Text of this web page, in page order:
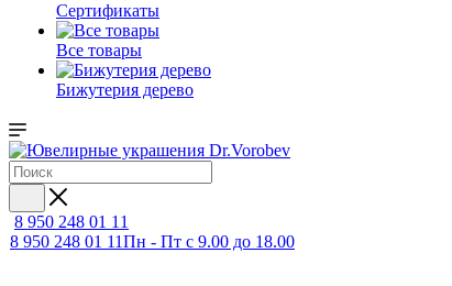
Сертификаты
Все товары
Бижутерия дерево
8 950 248 01 11
8 950 248 01 11Пн - Пт с 9.00 до 18.00